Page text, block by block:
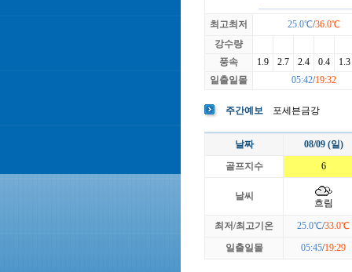
최고최저 25.0℃/36.0℃
강수량
풍속
1.9 2.7 2.4 0.4
1.3
일출일몰
05:42/19:32
주간예보 포세븐금강
날짜
08/09 (일)
골프지수
6
날씨
흐림
최저/최고기온 25.0℃/33.0℃
일출일몰
05:45/19:29